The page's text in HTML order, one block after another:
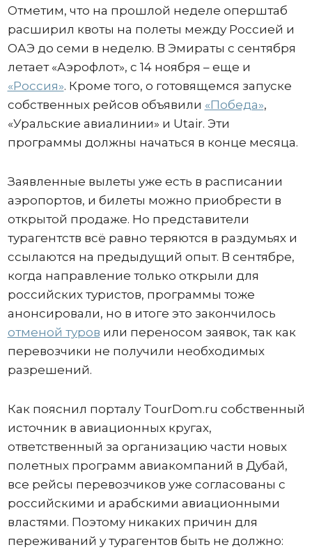
Отметим, что на прошлой неделе оперштаб
расширил квоты на полеты между Россией и
ОАЭ до семи в неделю. В Эмираты с сентября
летает «Аэрофлот», с 14 ноября – еще и
«Россия». Кроме того, о готовящемся запуске
собственных рейсов объявили «Победа»,
«Уральские авиалинии» и Utair. Эти
программы должны начаться в конце месяца.
Заявленные вылеты уже есть в расписании
аэропортов, и билеты можно приобрести в
открытой продаже. Но представители
турагентств всё равно теряются в раздумьях и
ссылаются на предыдущий опыт. В сентябре,
когда направление только открыли для
российских туристов, программы тоже
анонсировали, но в итоге это закончилось
отменой туров или переносом заявок, так как
перевозчики не получили необходимых
разрешений.
Как пояснил порталу TourDom.ru собственный
источник в авиационных кругах,
ответственный за организацию части новых
полетных программ авиакомпаний в Дубай,
все рейсы перевозчиков уже согласованы с
российскими и арабскими авиационными
властями. Поэтому никаких причин для
переживаний у турагентов быть не должно: